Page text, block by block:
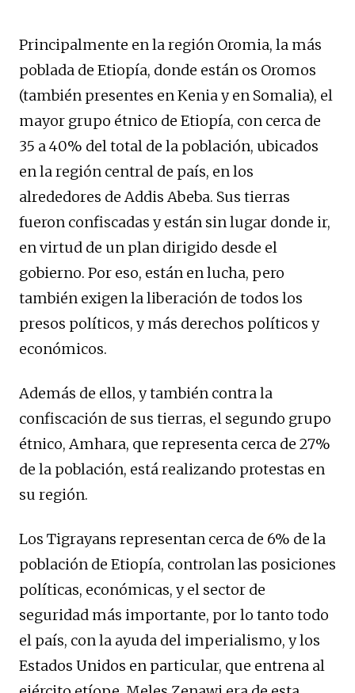
Principalmente en la región Oromia, la más
poblada de Etiopía, donde están os Oromos
(también presentes en Kenia y en Somalia), el
mayor grupo étnico de Etiopía, con cerca de
35 a 40% del total de la población, ubicados
en la región central de país, en los
alrededores de Addis Abeba. Sus tierras
fueron confiscadas y están sin lugar donde ir,
en virtud de un plan dirigido desde el
gobierno. Por eso, están en lucha, pero
también exigen la liberación de todos los
presos políticos, y más derechos políticos y
económicos.
Además de ellos, y también contra la
confiscación de sus tierras, el segundo grupo
étnico, Amhara, que representa cerca de 27%
de la población, está realizando protestas en
su región.
Los Tigrayans representan cerca de 6% de la
población de Etiopía, controlan las posiciones
políticas, económicas, y el sector de
seguridad más importante, por lo tanto todo
el país, con la ayuda del imperialismo, y los
Estados Unidos en particular, que entrena al